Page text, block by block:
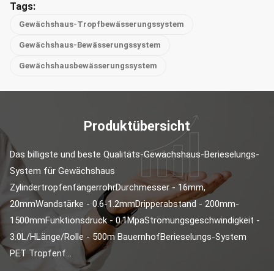
Tags:
Gewächshaus-Tropfbewässerungssystem
Gewächshaus-Bewässerungssystem
Gewächshausbewässerungssystem
Produktübersicht
Das billigste und beste Qualitäts-Gewächshaus-Berieselungs-
System für Gewächshaus
ZylindertropfenfängerrohrDurchmesser - 16mm,
20mmWandstärke - 0.6-1.2mmDripperabstand - 200mm-
1500mmFunktionsdruck - 0.1MpaStrömungsgeschwindigkeit -
3.0L/HLänge/Rolle - 500m BauernhofBerieselungs-System
PET Tropfenf...